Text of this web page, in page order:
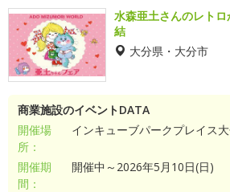
水森亜土さんのレト
結
大分県・大分市
商業施設のイベントDATA
開催場
所：
インキューブパークプレイス
開催期
間：
開催中～2026年5月10日(日)